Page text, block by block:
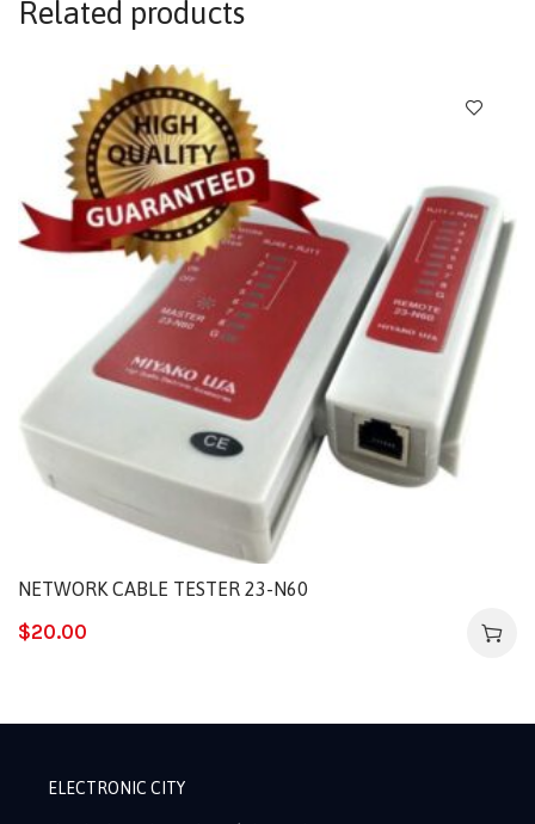
Related products
NETWORK CABLE TESTER 23-N60
$20.00
ELECTRONIC CITY